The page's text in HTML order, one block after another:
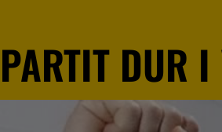
PARTIT DUR